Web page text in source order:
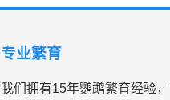
专业繁育
我们拥有15年鹦鹉繁育经验